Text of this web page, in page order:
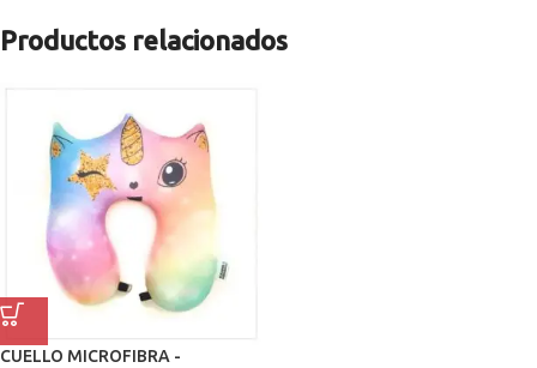
Productos relacionados
CUELLO MICROFIBRA -